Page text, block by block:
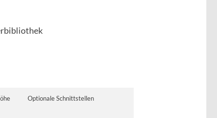
Optionale Schnittstellen